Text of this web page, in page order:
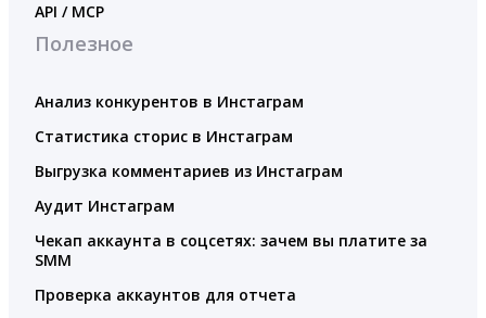
API / MCP
Полезное
Анализ конкурентов в Инстаграм
Статистика сторис в Инстаграм
Выгрузка комментариев из Инстаграм
Аудит Инстаграм
Чекап аккаунта в соцсетях: зачем вы платите за
SMM
Проверка аккаунтов для отчета